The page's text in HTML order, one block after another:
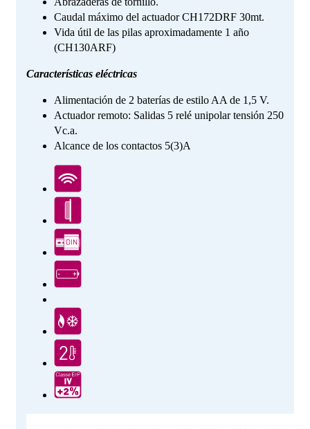
Caudal máximo del actuador CH172DRF 30mt.
Vida útil de las pilas aproximadamente 1 año
(CH130ARF)
Características eléctricas
Alimentación de 2 baterías de estilo AA de 1,5 V.
Actuador remoto: Salidas 5 relé unipolar tensión 250
Vc.a.
Alcance de los contactos 5(3)A